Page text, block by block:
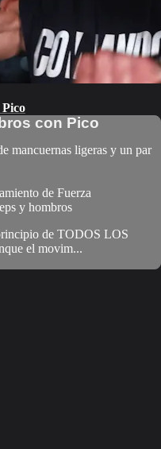
con Pico
mancuernas ligeras y un par
de Fuerza
y hombros
de TODOS LOS
el movim...